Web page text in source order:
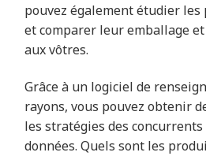
pouvez également étudier
et comparer leur emballage
aux vôtres.
Grâce à un logiciel de
rayons, vous pouvez obtenir
les stratégies des
données. Quels sont les